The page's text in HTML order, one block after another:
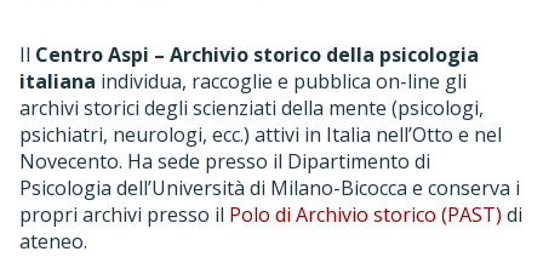
Il Centro Aspi – Archivio storico della psicologia
italiana individua, raccoglie e pubblica on-line gli
archivi storici degli scienziati della mente (psicologi,
psichiatri, neurologi, ecc.) attivi in Italia nell’Otto e nel
Novecento. Ha sede presso il Dipartimento di
Psicologia dell’Università di Milano-Bicocca e conserva i
propri archivi presso il Polo di Archivio storico (PAST) di
ateneo.